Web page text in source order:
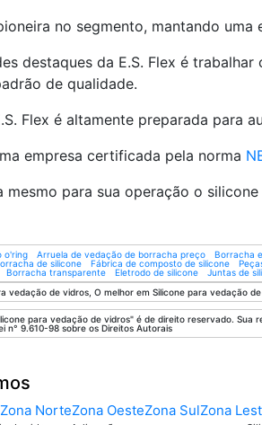
no segmento, mantando
destaques da E.S. Flex é
de qualidade.
Flex é altamente preparada para
empresa certificada pela norma
mesmo para sua operação o
o'ring Arruela de vedação de borracha preço Borracha
de silicone
Fábrica de composto de silicone
Borracha transparente Eletrodo de silicone Juntas de
vedação de vidros, O melhor em Silicone para vedação
para vedação de vidros" é de direito reservado.
n° 9.610-98 sobre os Direitos Autorais
Zona NorteZona OesteZona SulZona